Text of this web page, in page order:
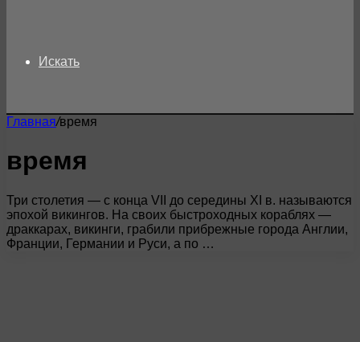
Искать
Главная/время
время
Три столетия — с конца VII до середины XI в. называются
эпохой викингов. На своих быстроходных кораблях —
драккарах, викинги, грабили прибрежные города Англии,
Франции, Германии и Руси, а по …